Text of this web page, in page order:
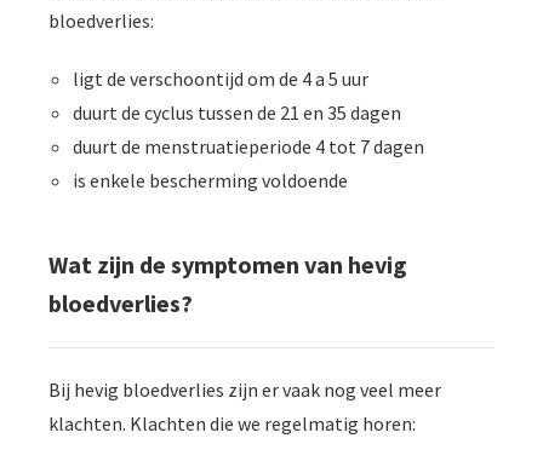
bloedverlies:
ligt de verschoontijd om de 4 a 5 uur
duurt de cyclus tussen de 21 en 35 dagen
duurt de menstruatieperiode 4 tot 7 dagen
is enkele bescherming voldoende
Wat zijn de symptomen van hevig
bloedverlies?
Bij hevig bloedverlies zijn er vaak nog veel meer
klachten. Klachten die we regelmatig horen: